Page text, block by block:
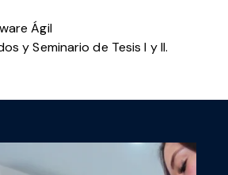
Ágil
y Seminario de Tesis I y II.